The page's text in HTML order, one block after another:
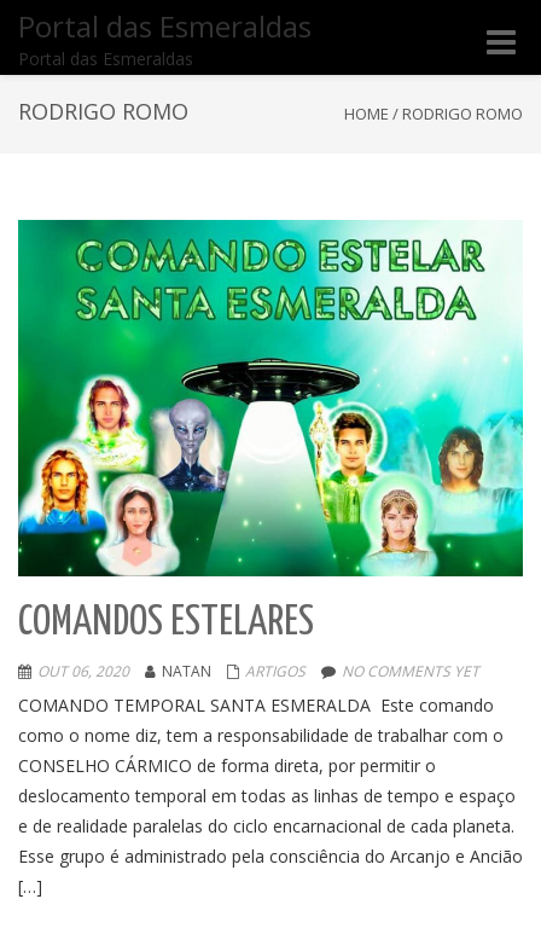
Portal das Esmeraldas
Portal das Esmeraldas
Toggle
RODRIGO ROMO HOME / RODRIGO ROMO
COMANDOS ESTELARES
OUT 06, 2020 NATAN ARTIGOS NO COMMENTS YET
COMANDO TEMPORAL SANTA ESMERALDA Este comando
como o nome diz, tem a responsabilidade de trabalhar com o
CONSELHO CÁRMICO de forma direta, por permitir o
deslocamento temporal em todas as linhas de tempo e espaço
e de realidade paralelas do ciclo encarnacional de cada planeta.
Esse grupo é administrado pela consciência do Arcanjo e Ancião
[…]